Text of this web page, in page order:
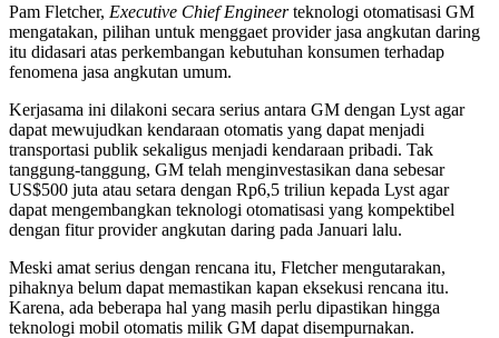
Pam Fletcher, Executive Chief Engineerteknologi otomatisasi GM
mengatakan, pilihan untuk menggaet provider jasa angkutan daring
itu didasari atas perkembangan kebutuhan konsumen terhadap
fenomena jasa angkutan umum.
Kerjasama ini dilakoni secara serius antara GM dengan Lyst agar
dapat mewujudkan kendaraan otomatis yang dapat menjadi
transportasi publik sekaligus menjadi kendaraan pribadi. Tak
tanggung-tanggung, GM telah menginvestasikan dana sebesar
US$500 juta atau setara dengan Rp6,5 triliun kepada Lyst agar
dapat mengembangkan teknologi otomatisasi yang kompektibel
dengan fitur provider angkutan daring pada Januari lalu.
Meski amat serius dengan rencana itu, Fletcher mengutarakan,
pihaknya belum dapat memastikan kapan eksekusi rencana itu.
Karena, ada beberapa hal yang masih perlu dipastikan hingga
teknologi mobil otomatis milik GM dapat disempurnakan.